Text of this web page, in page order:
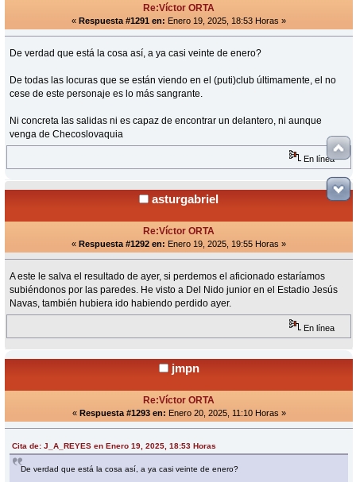
Re:Víctor ORTA
« Respuesta #1291 en: Enero 19, 2025, 18:53 Horas »
De verdad que está la cosa así, a ya casi veinte de enero?
De todas las locuras que se están viendo en el (puti)club últimamente, el no
cese de este personaje es lo más sangrante.
Ni concreta las salidas ni es capaz de encontrar un delantero, ni aunque
venga de Checoslovaquia
En línea
asturgabriel
Re:Víctor ORTA
« Respuesta #1292 en: Enero 19, 2025, 19:55 Horas »
A este le salva el resultado de ayer, si perdemos el aficionado estaríamos
subiéndonos por las paredes. He visto a Del Nido junior en el Estadio Jesús
Navas, también hubiera ido habiendo perdido ayer.
En línea
jmpn
Re:Víctor ORTA
« Respuesta #1293 en: Enero 20, 2025, 11:10 Horas »
Cita de: J_A_REYES en Enero 19, 2025, 18:53 Horas
De verdad que está la cosa así, a ya casi veinte de enero?